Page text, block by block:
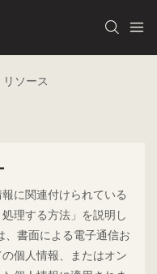
リソース
に関連付けられている
理する方法」を説明し
、書面による電子通信お
個人情報、またはオン